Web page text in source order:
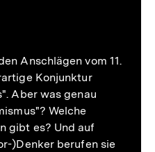
Anschlägen vom 11.
Konjunktur
Aber was genau
Welche
gibt es? Und auf
)Denker berufen sie